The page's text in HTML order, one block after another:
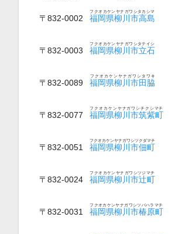
〒832-0002 福岡県柳川市高島
フクオカケンヤナガワシタカシマ
〒832-0003 福岡県柳川市立石
フクオカケンヤナガワシタテイシ
〒832-0089 福岡県柳川市田脇
フクオカケンヤナガワシタワキ
〒832-0077 福岡県柳川市筑紫町
フクオカケンヤナガワシチクシマチ
〒832-0051 福岡県柳川市佃町
フクオカケンヤナガワシツクダマチ
〒832-0024 福岡県柳川市辻町
フクオカケンヤナガワシツジマチ
〒832-0031 福岡県柳川市椿原町
フクオカケンヤナガワシツバハラマチ